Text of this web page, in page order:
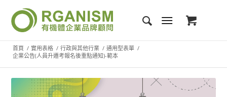
首頁 / 實用表格 / 行政與其他行業 / 通用型表單 /
企業公告(人員升遷考報名後重點通知)-範本